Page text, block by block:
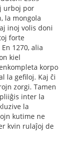
urboj por
la mongola
inoj volis doni
forte
1270, alia
kiel
korpo
la gefiloj. Kaj ĉi
zorgi. Tamen
inter la
la
kutime ne
kvin rulaĵoj de